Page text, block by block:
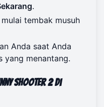
.
tembak musuh
Anda saat Anda
yang menantang.
Shooter 2 di